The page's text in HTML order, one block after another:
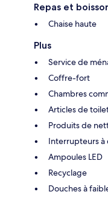
Repas et
Chaise haute
Plus
Service de
Coffre-fort
Chambres
Articles de
Produits de
Interrupteurs
Ampoules LED
Recyclage
Douches à